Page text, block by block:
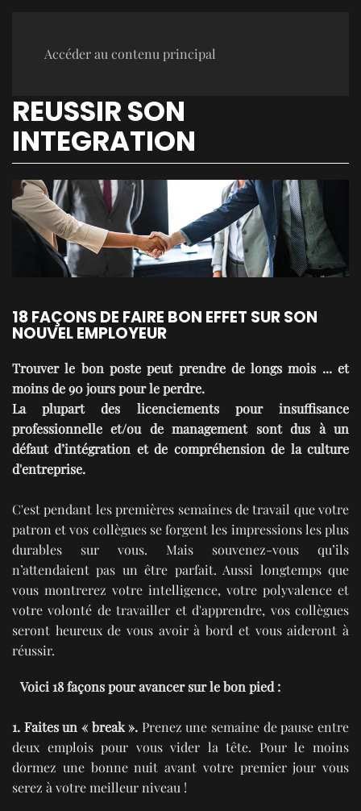
Accéder au contenu principal
REUSSIR SON
INTEGRATION
18 FAÇONS DE FAIRE BON EFFET SUR SON
NOUVEL EMPLOYEUR
Trouver le bon poste peut prendre de longs mois ... et
moins de 90 jours pour le perdre.
La plupart des licenciements pour insuffisance
professionnelle et/ou de management sont dus à un
défaut d’intégration et de compréhension de la culture
d'entreprise.
C'est pendant les premières semaines de travail que votre
patron et vos collègues se forgent les impressions les plus
durables sur vous. Mais souvenez-vous qu’ils
n’attendaient pas un être parfait. Aussi longtemps que
vous montrerez votre intelligence, votre polyvalence et
votre volonté de travailler et d'apprendre, vos collègues
seront heureux de vous avoir à bord et vous aideront à
réussir.
Voici 18 façons pour avancer sur le bon pied :
1. Faites un « break ». Prenez une semaine de pause entre
deux emplois pour vous vider la tête. Pour le moins
dormez une bonne nuit avant votre premier jour vous
serez à votre meilleur niveau !